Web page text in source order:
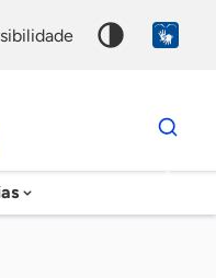
Dados
para
chave